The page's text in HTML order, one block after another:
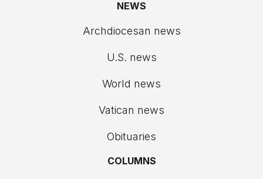
NEWS
Archdiocesan news
U.S. news
World news
Vatican news
Obituaries
COLUMNS